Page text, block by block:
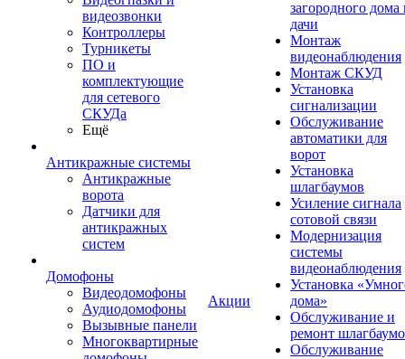
видеозвонки
Контроллеры
Турникеты
ПО и
комплектующие
для сетевого
СКУДа
Ещё
Антикражные системы
Антикражные
ворота
Датчики для
антикражных
систем
Домофоны
Видеодомофоны
Аудиодомофоны
Вызывные панели
Многоквартирные
Акции
загородного дома
дачи
Монтаж
видеонаблюдения
Монтаж СКУД
Установка
сигнализации
Обслуживание
автоматики для
ворот
Установка
шлагбаумов
Усиление сигнала
сотовой связи
Модернизация
системы
видеонаблюдения
Установка
дома»
Обслуживание и
ремонт
Обслуживание